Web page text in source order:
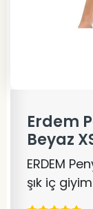
Erdem
Beyaz
ERDEM
şık iç